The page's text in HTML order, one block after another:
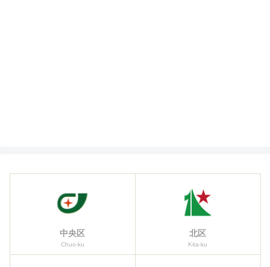
中央区
Chuo-ku
北区
Kita-ku